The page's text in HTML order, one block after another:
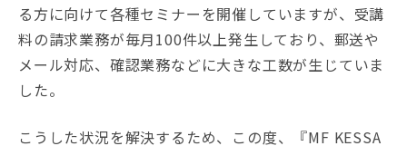
る方に向けて各種セミナーを開催していますが、受講
料の請求業務が毎月100件以上発生しており、郵送や
メール対応、確認業務などに大きな工数が生じていま
した。
こうした状況を解決するため、この度、『MF KESSA